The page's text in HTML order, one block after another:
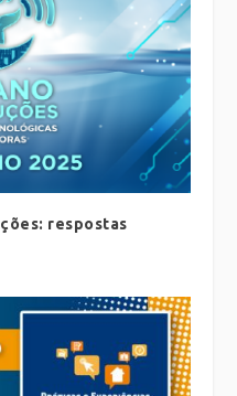
respostas